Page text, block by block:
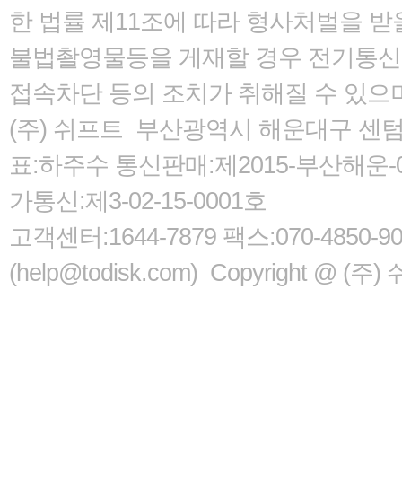
한 법률 제11조에 따라 형사처벌을 받
불법촬영물등을 게재할 경우 전기통
접속차단 등의 조치가 취해질 수 있으
(주) 쉬프트 부산광역시 해운대구 센
표:하주수 통신판매:제2015-부산해
가통신:제3-02-15-0001호
고객센터:1644-7879 팩스:070-4850-
(help@todisk.com) Copyright @ (주)